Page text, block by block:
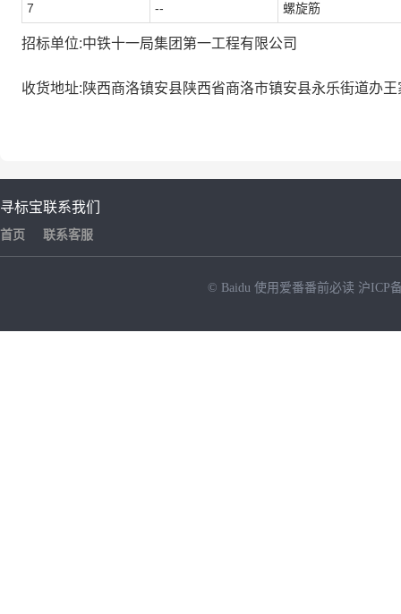
7 -- 螺旋筋
招标单位:中铁十一局集团第一工程有限公司
收货地址:陕西商洛镇安县陕西省商洛市镇安县永乐街道办
寻标宝
首页
联系我们
联系客服
© Baidu 使用爱番番前必读 沪ICP